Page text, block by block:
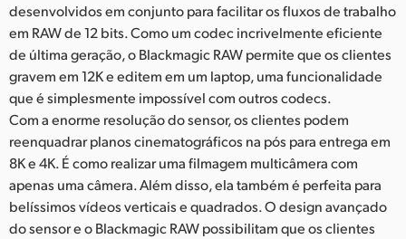
desenvolvidos em conjunto para facilitar os fluxos de trabalho
em RAW de 12 bits. Como um codec incrivelmente eficiente
de última geração, o Blackmagic RAW permite que os clientes
gravem em 12K e editem em um laptop, uma funcionalidade
que é simplesmente impossível com outros codecs.
Com a enorme resolução do sensor, os clientes podem
reenquadrar planos cinematográficos na pós para entrega em
8K e 4K. É como realizar uma filmagem multicâmera com
apenas uma câmera. Além disso, ela também é perfeita para
belíssimos vídeos verticais e quadrados. O design avançado
do sensor e o Blackmagic RAW possibilitam que os clientes